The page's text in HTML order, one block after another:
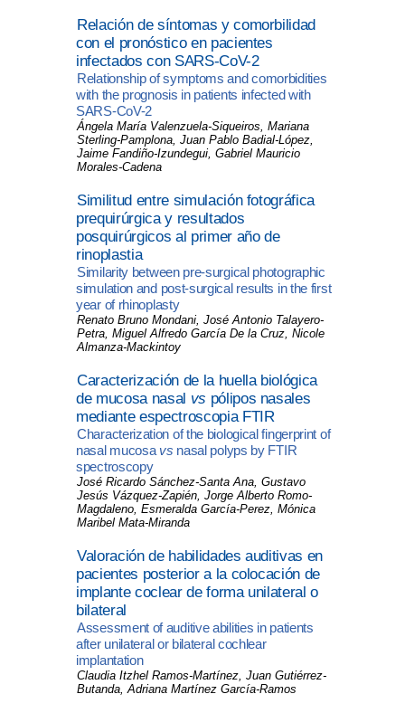
Relación de síntomas y comorbilidad
con el pronóstico en pacientes
infectados con SARS-CoV-2
Relationship of symptoms and comorbidities
with the prognosis in patients infected with
SARS-CoV-2
Ángela María Valenzuela-Siqueiros, Mariana
Sterling-Pamplona, Juan Pablo Badial-López,
Jaime Fandiño-Izundegui, Gabriel Mauricio
Morales-Cadena
Similitud entre simulación fotográfica
prequirúrgica y resultados
posquirúrgicos al primer año de
rinoplastia
Similarity between pre-surgical photographic
simulation and post-surgical results in the first
year of rhinoplasty
Renato Bruno Mondani, José Antonio Talayero-
Petra, Miguel Alfredo García De la Cruz, Nicole
Almanza-Mackintoy
Caracterización de la huella biológica
de mucosa nasal vs pólipos nasales
mediante espectroscopia FTIR
Characterization of the biological fingerprint of
nasal mucosa vs nasal polyps by FTIR
spectroscopy
José Ricardo Sánchez-Santa Ana, Gustavo
Jesús Vázquez-Zapién, Jorge Alberto Romo-
Magdaleno, Esmeralda García-Perez, Mónica
Maribel Mata-Miranda
Valoración de habilidades auditivas en
pacientes posterior a la colocación de
implante coclear de forma unilateral o
bilateral
Assessment of auditive abilities in patients
after unilateral or bilateral cochlear
implantation
Claudia Itzhel Ramos-Martínez, Juan Gutiérrez-
Butanda, Adriana Martínez García-Ramos